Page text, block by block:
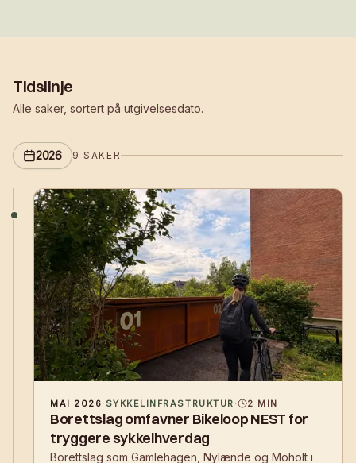
Tidslinje
Alle saker, sortert på utgivelsesdato.
2026 9 SAKER
MAI 2026· SYKKELINFRASTRUKTUR · 2 MIN
Borettslag omfavner Bikeloop NEST for
tryggere sykkelhverdag
Borettslag som Gamlehagen, Nylænde og Moholt i